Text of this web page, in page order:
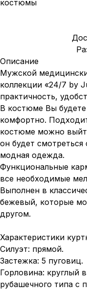
костюмы
Описание
Мужской
коллекции «24/7 by
практичность,
В костюме Вы будете
комфортно.
костюме можно
он будет смотреться
модная одежда.
Функциональные
все необходимые
Выполнен в
бежевый, которые
другом.
Характеристики
Силуэт: прямой.
Застежка: 5 пуговиц.
Горловина: круглый
рубашечного типа с